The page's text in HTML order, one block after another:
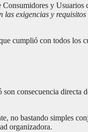
y Usuarios
las exigencias y
cumplió con todos los
consecuencia directa
no bastando simples
organizadora.